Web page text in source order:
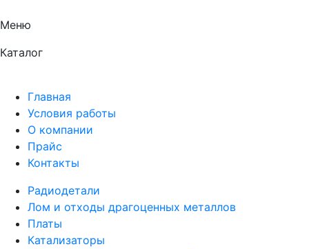
Меню
Каталог
Главная
Условия работы
О компании
Прайс
Контакты
Радиодетали
Лом и отходы драгоценных металлов
Платы
Катализаторы